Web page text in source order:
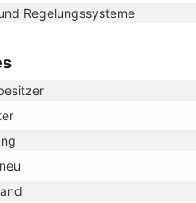
Regelungssysteme